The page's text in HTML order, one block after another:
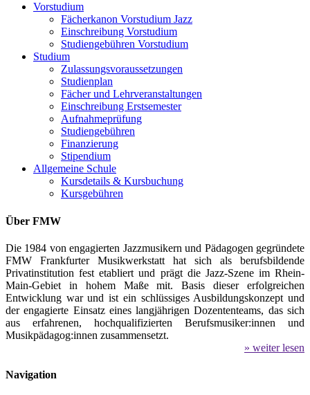
Vorstudium
Fächerkanon Vorstudium Jazz
Einschreibung Vorstudium
Studiengebühren Vorstudium
Studium
Zulassungsvoraussetzungen
Studienplan
Fächer und Lehrveranstaltungen
Einschreibung Erstsemester
Aufnahmeprüfung
Studiengebühren
Finanzierung
Stipendium
Allgemeine Schule
Kursdetails & Kursbuchung
Kursgebühren
Über FMW
Die 1984 von engagierten Jazzmusikern und Pädagogen gegründete
FMW Frankfurter Musikwerkstatt hat sich als berufsbildende
Privatinstitution fest etabliert und prägt die Jazz-Szene im Rhein-
Main-Gebiet in hohem Maße mit. Basis dieser erfolgreichen
Entwicklung war und ist ein schlüssiges Ausbildungskonzept und
der engagierte Einsatz eines langjährigen Dozententeams, das sich
aus erfahrenen, hochqualifizierten Berufsmusiker:innen und
Musikpädagog:innen zusammensetzt.
» weiter lesen
Navigation